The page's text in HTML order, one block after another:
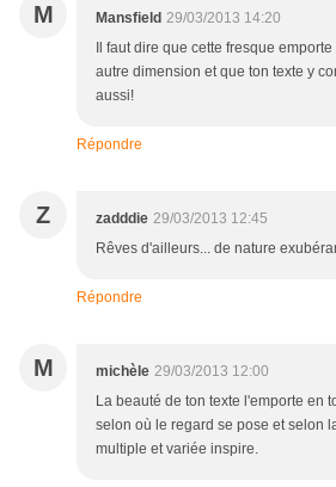
M Mansfield 29/03/2013 14:20
Il faut dire que cette fresque
autre dimension et que ton texte y
aussi!
Répondre
Z zadddie 29/03/2013 12:45
Rêves d'ailleurs... de nature
Répondre
M michèle 29/03/2013 12:00
La beauté de ton texte l'emporte en
selon où le regard se pose et selon
multiple et variée inspire.